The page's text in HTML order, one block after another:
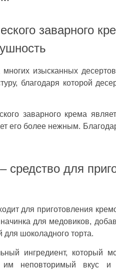
заварного
изысканных
благодаря которой
заварного крема
его более нежным.
средство для
для приготовления
для медовиков,
для шоколадного торта.
ингредиент, который
им неповторимый вкус и